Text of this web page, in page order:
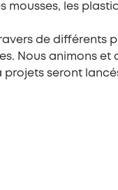
mousses, les
de différents
Nous animons et
seront